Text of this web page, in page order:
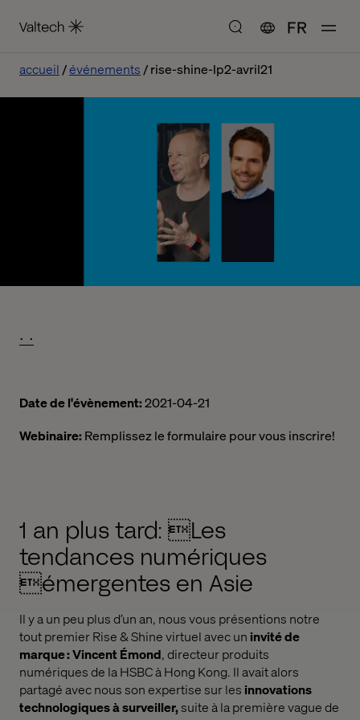
FR
accueil événements rise-shine-lp2-avril21
. .
Date de l'évènement:2021-04-21
Webinaire:Remplissez le formulaire pour vous inscrire!
1 an plus tard: Les
tendances numériques
émergentes en Asie
Il y a un peu plus d’un an, nous vous présentions notre
tout premier Rise &Shinevirtuel avec un invité de
marque:Vincent Émond,directeurproduits
numériquesde la HSBC à Hong Kong. Ilavait alors
partagé avec nousson expertise sur les innovations
technologiques à surveiller,suite à la première vague de